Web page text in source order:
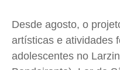
Desde agosto, o
artísticas e atividades
adolescentes no